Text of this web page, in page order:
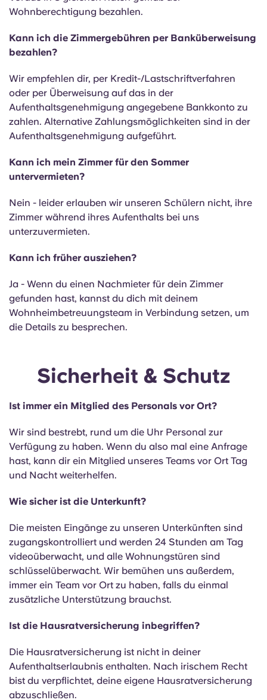
Wohnberechtigung bezahlen.
Kann ich die Zimmergebühren per Banküberweisung
bezahlen?
Wir empfehlen dir, per Kredit-/Lastschriftverfahren
oder per Überweisung auf das in der
Aufenthaltsgenehmigung angegebene Bankkonto zu
zahlen. Alternative Zahlungsmöglichkeiten sind in der
Aufenthaltsgenehmigung aufgeführt.
Kann ich mein Zimmer für den Sommer
untervermieten?
Nein - leider erlauben wir unseren Schülern nicht, ihre
Zimmer während ihres Aufenthalts bei uns
unterzuvermieten.
Kann ich früher ausziehen?
Ja - Wenn du einen Nachmieter für dein Zimmer
gefunden hast, kannst du dich mit deinem
Wohnheimbetreuungsteam in Verbindung setzen, um
die Details zu besprechen.
Sicherheit & Schutz
Ist immer ein Mitglied des Personals vor Ort?
Wir sind bestrebt, rund um die Uhr Personal zur
Verfügung zu haben. Wenn du also mal eine Anfrage
hast, kann dir ein Mitglied unseres Teams vor Ort Tag
und Nacht weiterhelfen.
Wie sicher ist die Unterkunft?
Die meisten Eingänge zu unseren Unterkünften sind
zugangskontrolliert und werden 24 Stunden am Tag
videoüberwacht, und alle Wohnungstüren sind
schlüsselüberwacht. Wir bemühen uns außerdem,
immer ein Team vor Ort zu haben, falls du einmal
zusätzliche Unterstützung brauchst.
Ist die Hausratversicherung inbegriffen?
Die Hausratversicherung ist nicht in deiner
Aufenthaltserlaubnis enthalten. Nach irischem Recht
bist du verpflichtet, deine eigene Hausratversicherung
abzuschließen.